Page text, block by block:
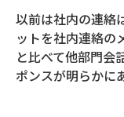
以前は社内の連絡
ットを社内連絡の
と比べて他部門会
ポンスが明らかに